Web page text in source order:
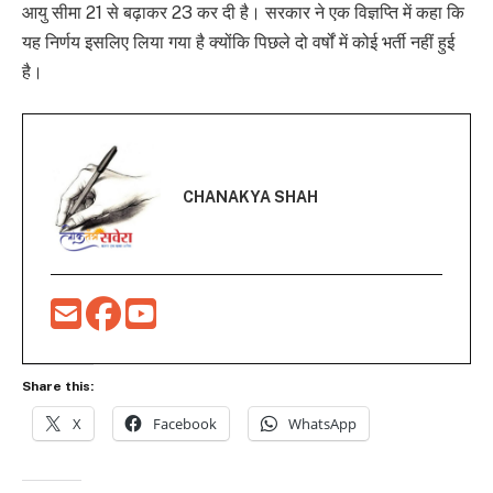
आयु सीमा 21 से बढ़ाकर 23 कर दी है। सरकार ने एक विज्ञप्ति में कहा कि
यह निर्णय इसलिए लिया गया है क्योंकि पिछले दो वर्षों में कोई भर्ती नहीं हुई
है।
CHANAKYA SHAH
Share this:
X Facebook WhatsApp